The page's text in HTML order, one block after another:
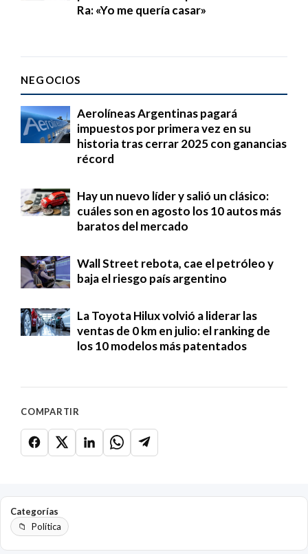
Ra: «Yo me quería casar»
NEGOCIOS
Aerolíneas Argentinas pagará
impuestos por primera vez en su
historia tras cerrar 2025 con ganancias
récord
Hay un nuevo líder y salió un clásico:
cuáles son en agosto los 10 autos más
baratos del mercado
Wall Street rebota, cae el petróleo y
baja el riesgo país argentino
La Toyota Hilux volvió a liderar las
ventas de 0 km en julio: el ranking de
los 10 modelos más patentados
COMPARTIR
Categorías
Política